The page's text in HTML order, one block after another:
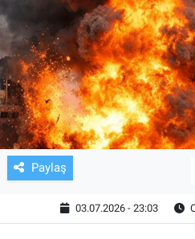
Paylaş
03.07.2026 - 23:03
BASKETBOL
SAĞLIK
GENEL
KÜLTÜR SANAT
EKONOMİ